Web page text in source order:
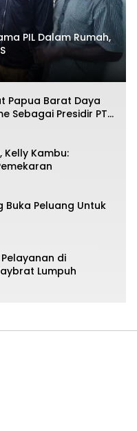
PIL Dalam Rumah,
Papua Barat Daya
Sebagai Presidir PT
Kelly Kambu:
Buka Peluang Untuk
di
Lumpuh